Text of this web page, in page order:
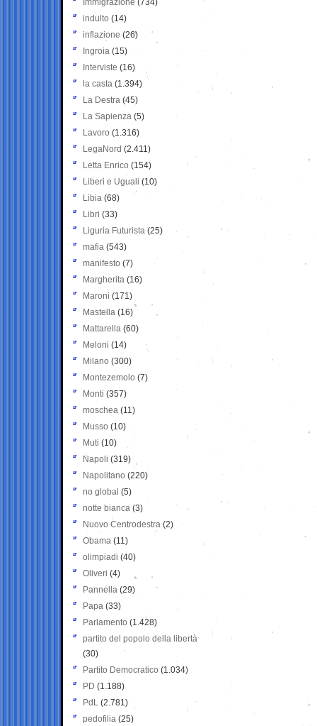
Immigrazione (734)
indulto (14)
inflazione (26)
Ingroia (15)
Interviste (16)
la casta (1.394)
La Destra (45)
La Sapienza (5)
Lavoro (1.316)
LegaNord (2.411)
Letta Enrico (154)
Liberi e Uguali (10)
Libia (68)
Libri (33)
Liguria Futurista (25)
mafia (543)
manifesto (7)
Margherita (16)
Maroni (171)
Mastella (16)
Mattarella (60)
Meloni (14)
Milano (300)
Montezemolo (7)
Monti (357)
moschea (11)
Musso (10)
Muti (10)
Napoli (319)
Napolitano (220)
no global (5)
notte bianca (3)
Nuovo Centrodestra (2)
Obama (11)
olimpiadi (40)
Oliveri (4)
Pannella (29)
Papa (33)
Parlamento (1.428)
partito del popolo della libertà
(30)
Partito Democratico (1.034)
PD (1.188)
PdL (2.781)
pedofilia (25)